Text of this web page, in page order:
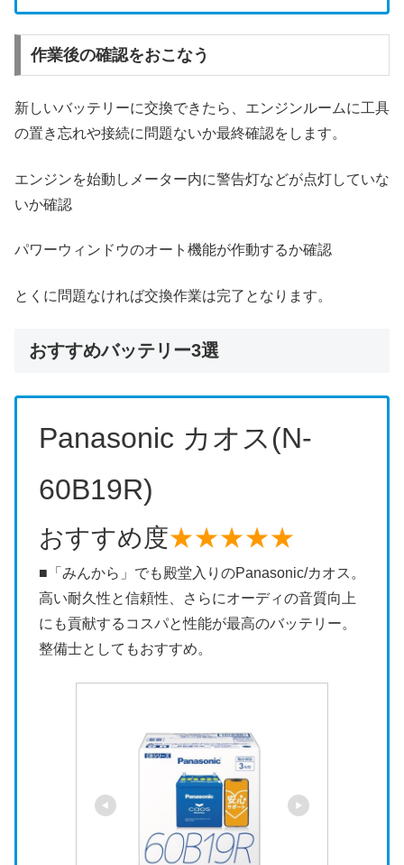
作業後の確認をおこなう
新しいバッテリーに交換できたら、エンジンルームに工具
の置き忘れや接続に問題ないか最終確認をします。
エンジンを始動しメーター内に警告灯などが点灯していな
いか確認
パワーウィンドウのオート機能が作動するか確認
とくに問題なければ交換作業は完了となります。
おすすめバッテリー3選
Panasonic カオス(N-
60B19R)
おすすめ度★★★★★
■「みんから」でも殿堂入りのPanasonic/カオス。
高い耐久性と信頼性、さらにオーディの音質向上
にも貢献するコスパと性能が最高のバッテリー。
整備士としてもおすすめ。